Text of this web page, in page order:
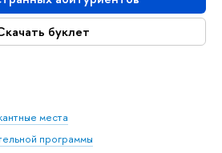
буклет
места
программы